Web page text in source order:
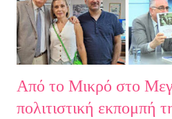
ART.harbour. Έζησε κα...
Από το Μικρό στο
πολιτιστική εκπομπή